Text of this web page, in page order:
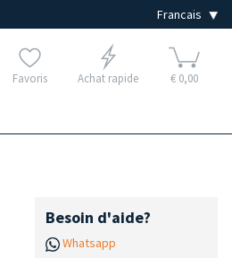
Favoris Achat rapide € 0,00
Besoin d'aide?
Whatsapp